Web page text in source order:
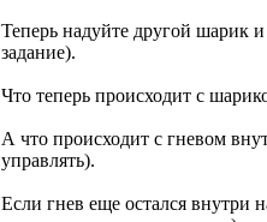
Теперь надуйте другой шарик
задание).
Что теперь происходит с
А что происходит с гневом
управлять).
Если гнев еще остался